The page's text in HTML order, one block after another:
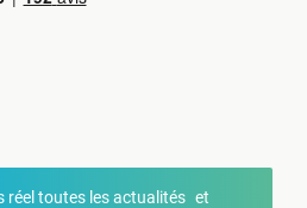
réel toutes les actualités et